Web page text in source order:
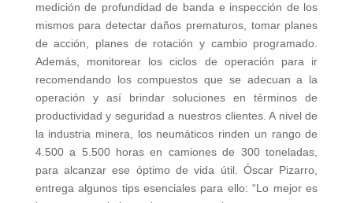
medición de profundidad de banda e inspección de los
mismos para detectar daños prematuros, tomar planes
de acción, planes de rotación y cambio programado.
Además, monitorear los ciclos de operación para ir
recomendando los compuestos que se adecuan a la
operación y así brindar soluciones en términos de
productividad y seguridad a nuestros clientes. A nivel de
la industria minera, los neumáticos rinden un rango de
4.500 a 5.500 horas en camiones de 300 toneladas,
para alcanzar ese óptimo de vida útil. Óscar Pizarro,
entrega algunos tips esenciales para ello: “Lo mejor es